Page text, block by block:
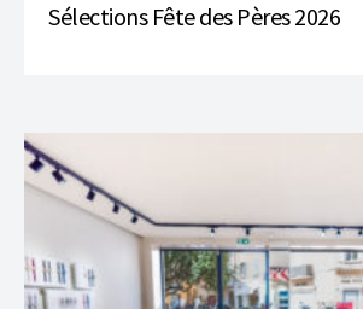
Sélections Fête des Pères 2026